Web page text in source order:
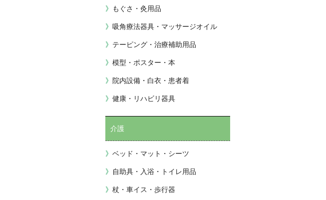
もぐさ・灸用品
吸角療法器具・マッサージオイル
テーピング・治療補助用品
模型・ポスター・本
院内設備・白衣・患者着
健康・リハビリ器具
介護
ベッド・マット・シーツ
自助具・入浴・トイレ用品
杖・車イス・歩行器